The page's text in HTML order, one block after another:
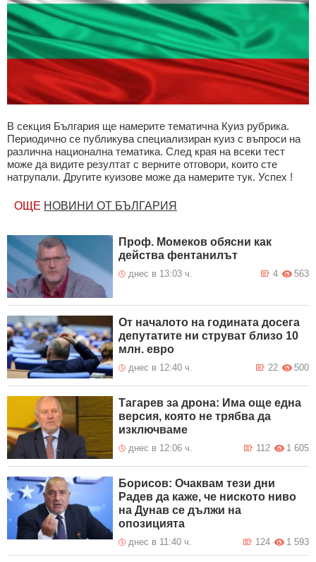
В секция България ще намерите тематична Куиз рубрика.
Периодично се публикува специализиран куиз с въпроси на
различна национална тематика. След края на всеки тест
може да видите резултат с верните отговори, които сте
натрупали. Другите куизове може да намерите тук. Успех !
ОЩЕ НОВИНИ ОТ БЪЛГАРИЯ
Проф. Момеков обясни как
действа фентанилът
днес в 13:03 ч. 563
4
От началото на годината досега
депутатите ни струват близо 10
млн. евро
днес в 12:40 ч. 500
22
Тагарев за дрона: Има още една
версия, която не трябва да
изключваме
днес в 12:06 ч. 1 605
112
Борисов: Очаквам тези дни
Радев да каже, че ниското ниво
на Дунав се дължи на
опозицията
днес в 11:40 ч. 1 593
124